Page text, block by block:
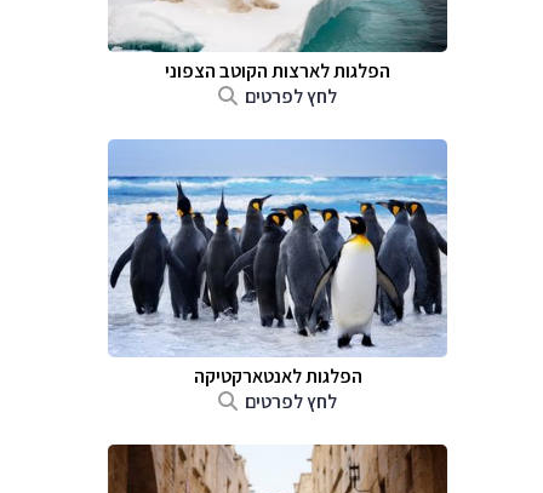
הפלגות לארצות הקוטב הצפוני
לחץ לפרטים
הפלגות לאנטארקטיקה
לחץ לפרטים